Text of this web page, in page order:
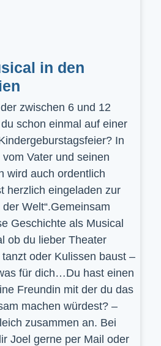
in den
zwischen 6 und 12
schon einmal auf einer
In
Vater und seinen
wird auch ordentlich
herzlich eingeladen zur
Welt“.Gemeinsam
Geschichte als Musical
ob du lieber Theater
oder Kulissen baust –
für dich…Du hast einen
Freundin mit der du das
machen würdest? –
zusammen an. Bei
Joel gerne per Mail oder